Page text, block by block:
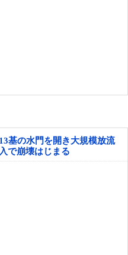
基の水門を開き大規模放流
で崩壊はじまる